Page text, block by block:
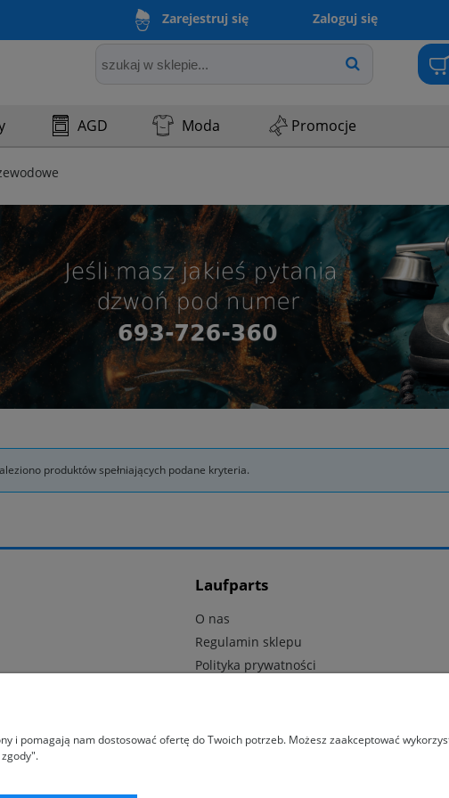
Zarejestruj się Zaloguj się
AGD Moda Promocje
produktów spełniających podane kryteria.
Laufparts
O nas
Regulamin sklepu
Polityka prywatności
i pomagają nam dostosować ofertę do Twoich potrzeb. Możesz zaakceptować